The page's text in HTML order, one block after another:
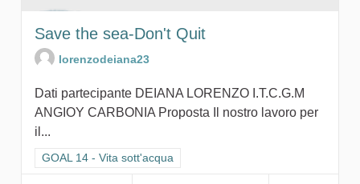
Save the sea-Don't Quit
lorenzodeiana23
Dati partecipante DEIANA LORENZO I.T.C.G.M
ANGIOY CARBONIA Proposta Il nostro lavoro per
il...
Filtra i risultati per categoria: GOAL 14 - Vita sott'acqua
GOAL 14 - Vita sott'acqua